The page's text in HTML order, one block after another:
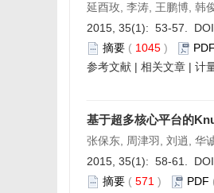
延酉玫, 李涛, 王鹏博, 韩
2015, 35(1): 53-57.
摘要 ( 1045 ) PDF
参考文献 | 相关文章 | 计
基于超多核心平台的
张保东, 周津羽, 刘逍, 华
2015, 35(1): 58-61.
摘要 ( 571 ) PDF